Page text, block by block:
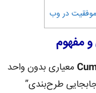
معیاری بدون واحد
طرح‌بندی”